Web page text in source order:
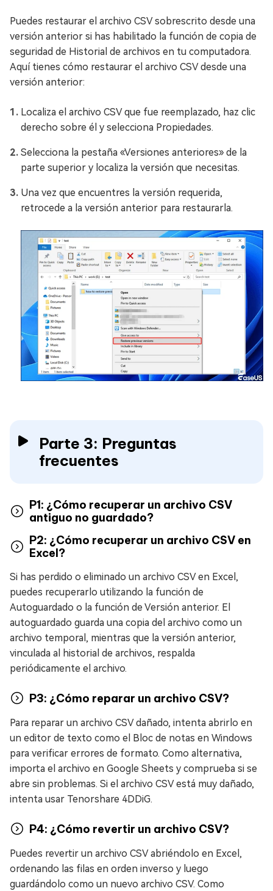
Puedes restaurar el archivo CSV sobrescrito desde una
versión anterior si has habilitado la función de copia de
seguridad de Historial de archivos en tu computadora.
Aquí tienes cómo restaurar el archivo CSV desde una
versión anterior:
Localiza el archivo CSV que fue reemplazado, haz clic
derecho sobre él y selecciona Propiedades.
Selecciona la pestaña «Versiones anteriores» de la
parte superior y localiza la versión que necesitas.
Una vez que encuentres la versión requerida,
retrocede a la versión anterior para restaurarla.
Parte 3: Preguntas
frecuentes
P1: ¿Cómo recuperar un archivo CSV
antiguo no guardado?
P2: ¿Cómo recuperar un archivo CSV en
Excel?
Si has perdido o eliminado un archivo CSV en Excel,
puedes recuperarlo utilizando la función de
Autoguardado o la función de Versión anterior. El
autoguardado guarda una copia del archivo como un
archivo temporal, mientras que la versión anterior,
vinculada al historial de archivos, respalda
periódicamente el archivo.
P3: ¿Cómo reparar un archivo CSV?
Para reparar un archivo CSV dañado, intenta abrirlo en
un editor de texto como el Bloc de notas en Windows
para verificar errores de formato. Como alternativa,
importa el archivo en Google Sheets y comprueba si se
abre sin problemas. Si el archivo CSV está muy dañado,
intenta usar Tenorshare 4DDiG.
P4: ¿Cómo revertir un archivo CSV?
Puedes revertir un archivo CSV abriéndolo en Excel,
ordenando las filas en orden inverso y luego
guardándolo como un nuevo archivo CSV. Como